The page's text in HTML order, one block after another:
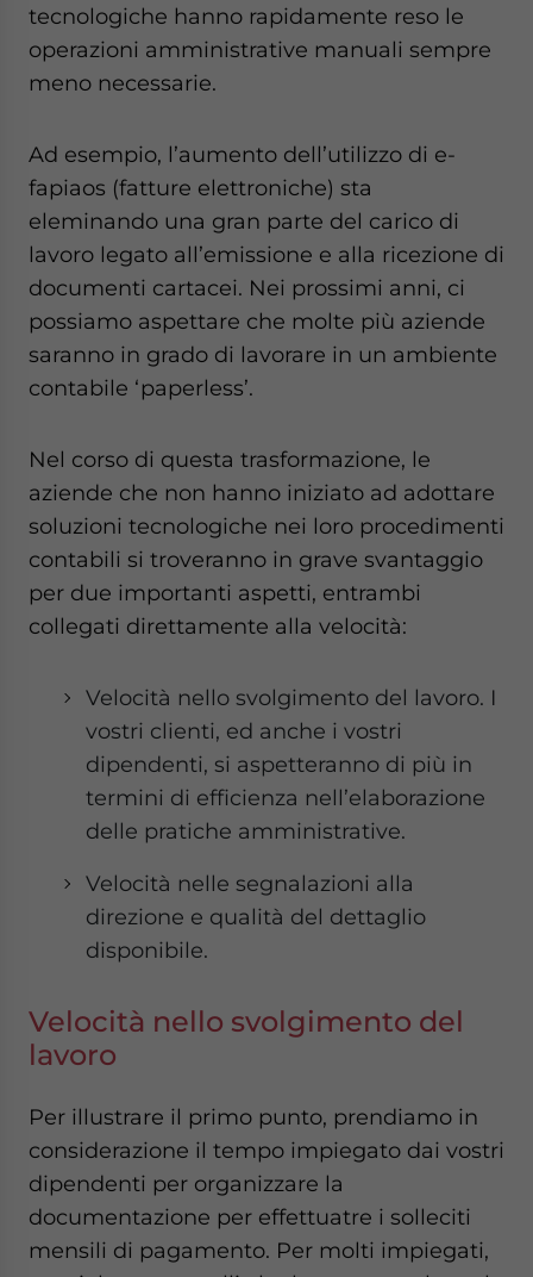
tecnologiche hanno rapidamente reso le
operazioni amministrative manuali sempre
meno necessarie.
Ad esempio, l’aumento dell’utilizzo di e-
fapiaos (fatture elettroniche) sta
eleminando una gran parte del carico di
lavoro legato all’emissione e alla ricezione di
documenti cartacei. Nei prossimi anni, ci
possiamo aspettare che molte più aziende
saranno in grado di lavorare in un ambiente
contabile ‘paperless’.
Nel corso di questa trasformazione, le
aziende che non hanno iniziato ad adottare
soluzioni tecnologiche nei loro procedimenti
contabili si troveranno in grave svantaggio
per due importanti aspetti, entrambi
collegati direttamente alla velocità:
Velocità nello svolgimento del lavoro. I
vostri clienti, ed anche i vostri
dipendenti, si aspetteranno di più in
termini di efficienza nell’elaborazione
delle pratiche amministrative.
Velocità nelle segnalazioni alla
direzione e qualità del dettaglio
disponibile.
Velocità nello svolgimento del
lavoro
Per illustrare il primo punto, prendiamo in
considerazione il tempo impiegato dai vostri
dipendenti per organizzare la
documentazione per effettuatre i solleciti
mensili di pagamento. Per molti impiegati,